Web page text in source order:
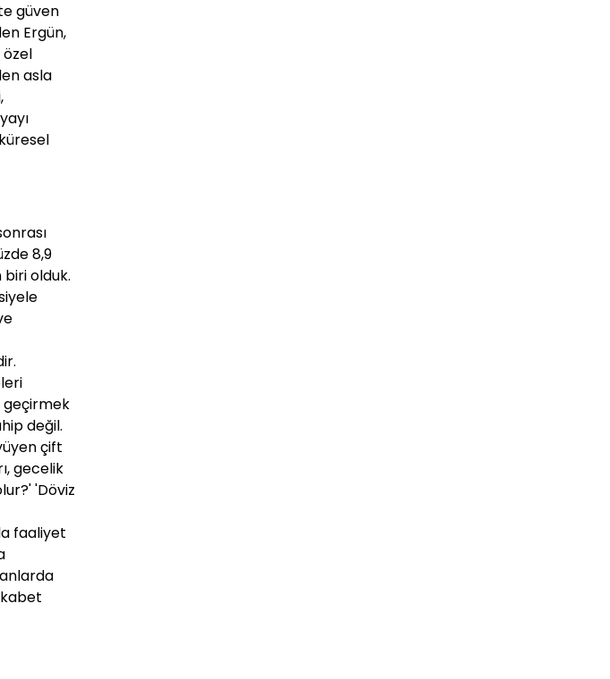
güven
Ergün,
asla
8,9
olduk.
geçirmek
değil.
çift
gecelik
'Döviz
faaliyet